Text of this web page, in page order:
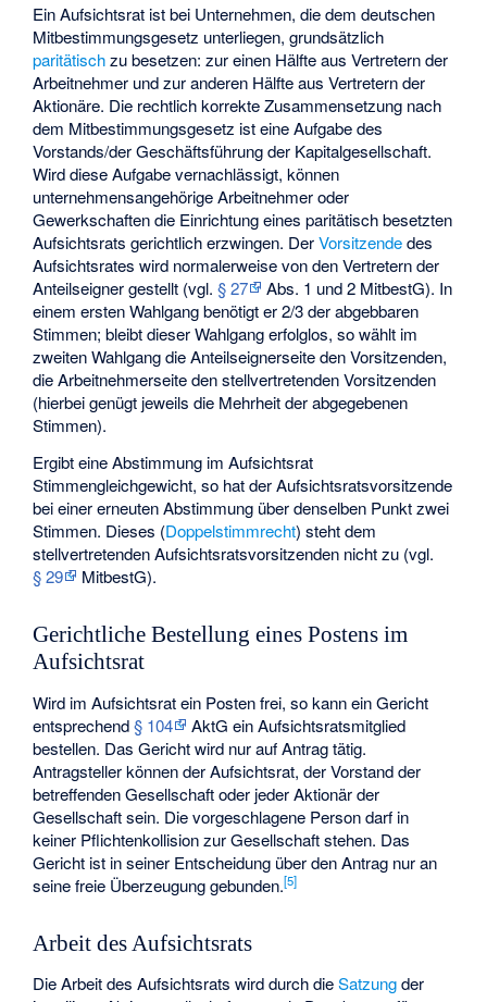
Ein Aufsichtsrat ist bei Unternehmen, die dem deutschen
Mitbestimmungsgesetz unterliegen, grundsätzlich
paritätischzu besetzen: zur einen Hälfte aus Vertretern der
Arbeitnehmer und zur anderen Hälfte aus Vertretern der
Aktionäre. Die rechtlich korrekte Zusammensetzung nach
dem Mitbestimmungsgesetz ist eine Aufgabe des
Vorstands/der Geschäftsführung der Kapitalgesellschaft.
Wird diese Aufgabe vernachlässigt, können
unternehmensangehörige Arbeitnehmer oder
Gewerkschaften die Einrichtung eines paritätisch besetzten
Aufsichtsrats gerichtlich erzwingen. DerVorsitzendedes
Aufsichtsrates wird normalerweise von den Vertretern der
Anteilseigner gestellt (vgl.§ 27
Abs. 1 und 2 MitbestG). In
einem ersten Wahlgang benötigt er 2/3 der abgebbaren
Stimmen; bleibt dieser Wahlgang erfolglos, so wählt im
zweiten Wahlgang die Anteilseignerseite den Vorsitzenden,
die Arbeitnehmerseite den stellvertretenden Vorsitzenden
(hierbei genügt jeweils die Mehrheit der abgegebenen
Stimmen).
Ergibt eine Abstimmung im Aufsichtsrat
Stimmengleichgewicht, so hat der Aufsichtsratsvorsitzende
bei einer erneuten Abstimmung über denselben Punkt zwei
Stimmen. Dieses (Doppelstimmrecht) steht dem
stellvertretenden Aufsichtsratsvorsitzenden nicht zu (vgl.
§ 29
MitbestG).
Gerichtliche Bestellung eines Postens im
Aufsichtsrat
Wird im Aufsichtsrat ein Posten frei, so kann ein Gericht
entsprechend§ 104
AktG ein Aufsichtsratsmitglied
bestellen. Das Gericht wird nur auf Antrag tätig.
Antragsteller können der Aufsichtsrat, der Vorstand der
betreffenden Gesellschaft oder jeder Aktionär der
Gesellschaft sein. Die vorgeschlagene Person darf in
keiner Pflichtenkollision zur Gesellschaft stehen. Das
Gericht ist in seiner Entscheidung über den Antrag nur an
seine freie Überzeugung gebunden.[5]
Arbeit des Aufsichtsrats
Die Arbeit des Aufsichtsrats wird durch dieSatzungder